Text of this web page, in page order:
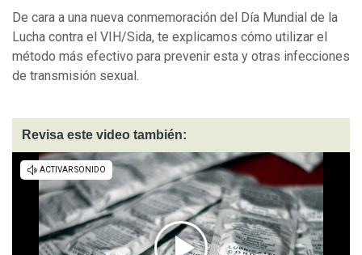
De cara a una nueva conmemoración del Día Mundial de la
Lucha contra el VIH/Sida, te explicamos cómo utilizar el
método más efectivo para prevenir esta y otras infecciones
de transmisión sexual.
Revisa este video también: